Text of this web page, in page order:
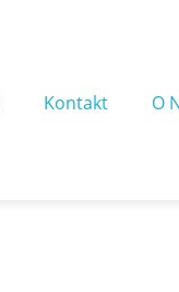
Kontakt O